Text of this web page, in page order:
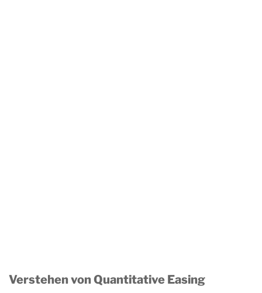
Verstehen von Quantitative Easing